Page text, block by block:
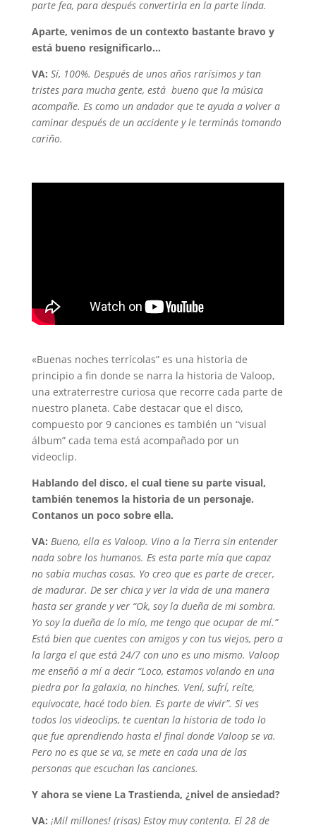
parte fea, para después convertirla en la parte linda.
Aparte, venimos de un contexto bastante bravo y
está bueno resignificarlo…
VA: Sí, 100%. Después de unos años rarísimos y tan
tristes para mucha gente, está bueno que la música
acompañe. Es como un andador que te ayuda a volver a
caminar después de un accidente y le terminás tomando
cariño.
«Buenas noches terrícolas” es una historia de
principio a fin donde se narra la historia de Valoop,
una extraterrestre curiosa que recorre cada parte de
nuestro planeta. Cabe destacar que el disco,
compuesto por 9 canciones es también un “visual
álbum” cada tema está acompañado por un
videoclip.
Hablando del disco, el cual tiene su parte visual,
también tenemos la historia de un personaje.
Contanos un poco sobre ella.
VA: Bueno, ella es Valoop. Vino a la Tierra sin entender
nada sobre los humanos. Es esta parte mía que capaz
no sabía muchas cosas. Yo creo que es parte de crecer,
de madurar. De ser chica y ver la vida de una manera
hasta ser grande y ver “Ok, soy la dueña de mi sombra.
Yo soy la dueña de lo mío, me tengo que ocupar de mí.”
Está bien que cuentes con amigos y con tus viejos, pero a
la larga el que está 24/7 con uno es uno mismo. Valoop
me enseñó a mí a decir “Loco, estamos volando en una
piedra por la galaxia, no hinches. Vení, sufrí, reíte,
equivocate, hacé todo bien. Es parte de vivir”. Si ves
todos los videoclips, te cuentan la historia de todo lo
que fue aprendiendo hasta el final donde Valoop se va.
Pero no es que se va, se mete en cada una de las
personas que escuchan las canciones.
Y ahora se viene La Trastienda, ¿nivel de ansiedad?
VA: ¡Mil millones! (risas) Estoy muy contenta. El 28 de